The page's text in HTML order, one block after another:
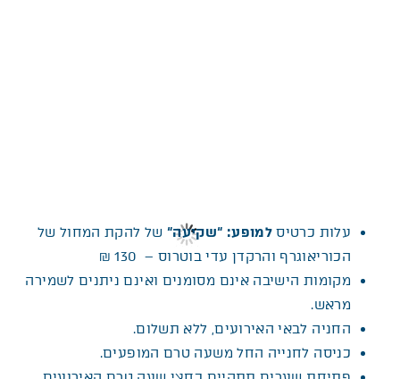
עלות כרטיסלמופע: “שקיעה“של להקת המחול של
הכוריאוגרף והרקדן עדי בוטרוס – 130 ₪
מקומות הישיבה אינם מסומנים ואינם ניתנים לשמירה
מראש.
החניה לבאי האירועים, ללא תשלום.
כניסה לחנייה החל משעה טרם המופעים.